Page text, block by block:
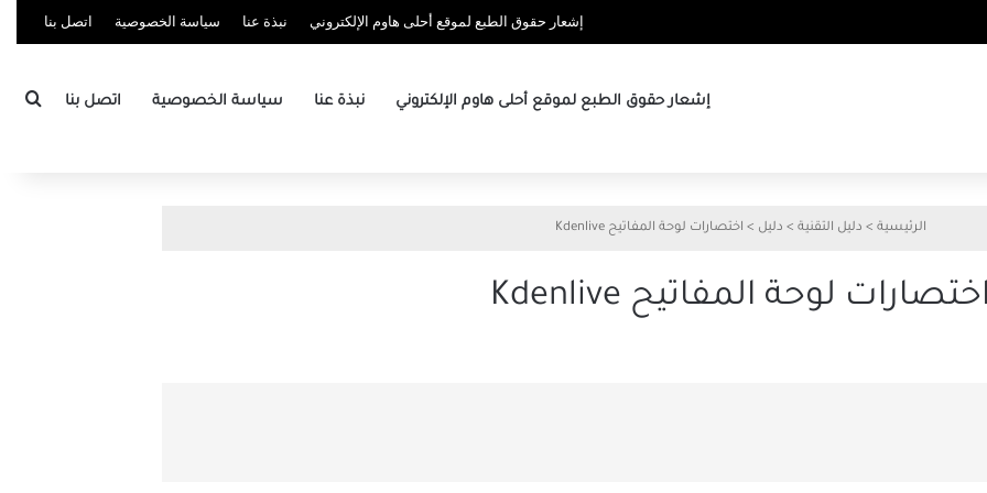
إشعار حقوق الطبع لموقع أحلى هاوم الإلكتروني نبذة عنا سياسة الخصوصية اتصل بنا
إشعار حقوق الطبع لموقع أحلى هاوم الإلكتروني نبذة عنا سياسة الخصوصية اتصل بنا
الرئيسية > دليل التقنية > دليل > اختصارات لوحة المفاتيح Kdenlive
اختصارات لوحة المفاتيح Kdenlive